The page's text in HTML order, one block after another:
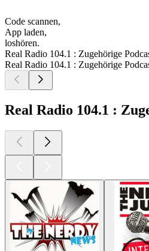
Code scannen,
App laden,
loshören.
Real Radio 104.1 : Zugehörige
Real Radio 104.1 : Zugehörige
Real Radio 104.1 :